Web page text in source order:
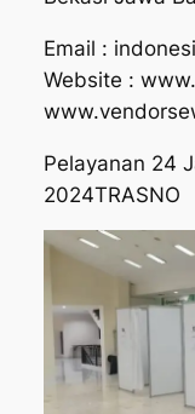
Email :
Website :
Pelayanan 24
2024TRASNO